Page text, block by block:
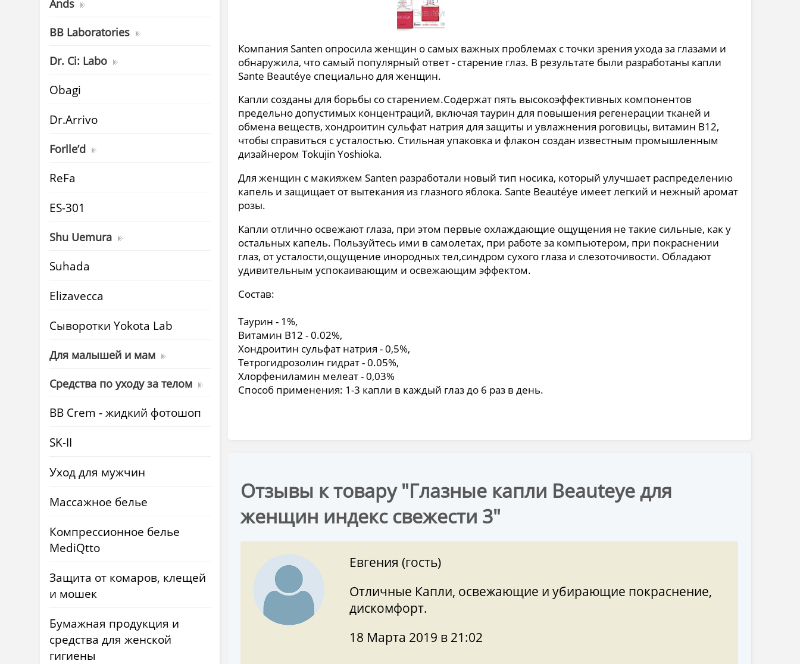
Ands
BB Laboratories
Dr. Ci: Labo
Obagi
Dr.Arrivo
Forlle’d
ReFa
ES-301
Shu Uemura
Suhada
Elizavecca
Cыворотки Yokota Lab
Для малышей и мам
Средства по уходу за телом
BB Crem - жидкий фотошоп
SK-II
Уход для мужчин
Массажное белье
Компрессионное белье
MediQtto
Защита от комаров, клещей
и мошек
Бумажная продукция и
средства для женской
гигиены
Компания Santen опросила женщин о самых важных проблемах с точки зрения ухода за глазами и
обнаружила, что самый популярный ответ - старение глаз. В результате были разработаны капли
Sante Beautéye специально для женщин.
Капли созданы для борьбы со старением.Содержат пять высокоэффективных компонентов
предельно допустимых концентраций, включая таурин для повышения регенерации тканей и
обмена веществ, хондроитин сульфат натрия для защиты и увлажнения роговицы, витамин B12,
чтобы справиться с усталостью. Стильная упаковка и флакон создан известным промышленным
дизайнером Tokujin Yoshioka.
Для женщин с макияжем Santen разработали новый тип носика, который улучшает распределению
капель и защищает от вытекания из глазного яблока. Sante Beautéye имеет легкий и нежный аромат
розы.
Капли отлично освежают глаза, при этом первые охлаждающие ощущения не такие сильные, как у
остальных капель. Пользуйтесь ими в самолетах, при работе за компьютером, при покраснении
глаз, от усталости,ощущение инородных тел,синдром сухого глаза и слезоточивости. Обладают
удивительным успокаивающим и освежающим эффектом.
Состав:
Таурин - 1%,
Витамин В12 - 0.02%,
Хондроитин сульфат натрия - 0,5%,
Тетрогидрозолин гидрат - 0.05%,
Хлорфениламин мелеат - 0,03%
Способ применения: 1-3 капли в каждый глаз до 6 раз в день.
Отзывы к товару "Глазные капли Beauteye для
женщин индекс свежести 3"
Евгения (гость)
Отличные Капли, освежающие и убирающие покраснение,
дискомфорт.
18 Марта 2019 в 21:02